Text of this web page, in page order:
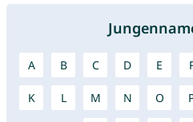
A B C D E
K L M N O